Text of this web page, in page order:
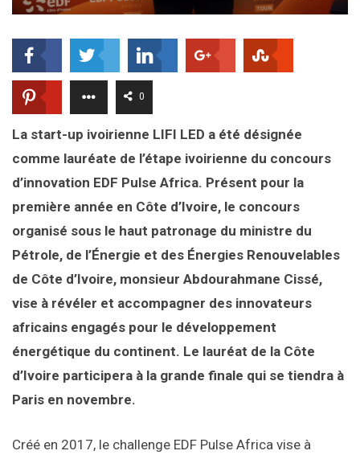
0
La start-up ivoirienne LIFI LED a été désignée
comme lauréate de l’étape ivoirienne du concours
d’innovation EDF Pulse Africa. Présent pour la
première année en Côte d’Ivoire, le concours
organisé sous le haut patronage du ministre du
Pétrole, de l’Énergie et des Énergies Renouvelables
de Côte d’Ivoire, monsieur Abdourahmane Cissé,
vise à révéler et accompagner des innovateurs
africains engagés pour le développement
énergétique du continent. Le lauréat de la Côte
d’Ivoire participera à la grande finale qui se tiendra à
Paris en novembre.
Créé en 2017, le challenge EDF Pulse Africa vise à